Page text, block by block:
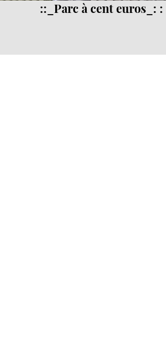
::_Parc à cent euros_: :